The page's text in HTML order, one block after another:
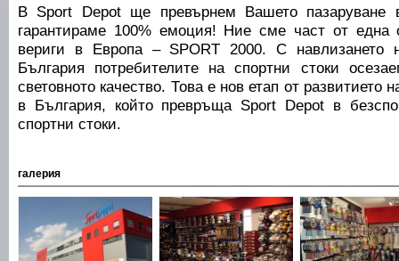
В Sport Depot ще превърнем Вашето пазаруване
гарантираме 100% емоция! Ние сме част от една
вериги в Европа – SPORT 2000. С навлизането
България потребителите на спортни стоки
световното качество. Това е нов етап от развитието
в България, който превръща Sport Depot в
спортни стоки.
галерия